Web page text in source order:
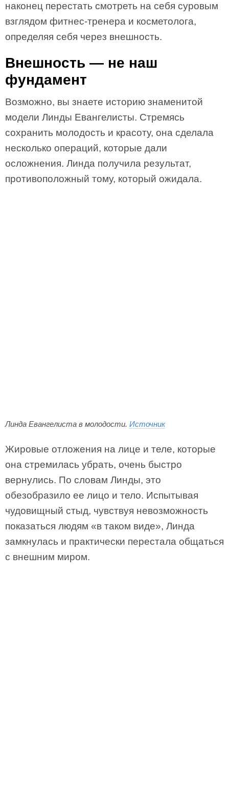
наконец перестать смотреть на себя суровым
взглядом фитнес-тренера и косметолога,
определяя себя через внешность.
Внешность — не наш
фундамент
Возможно, вы знаете историю знаменитой
модели Линды Евангелисты. Стремясь
сохранить молодость и красоту, она сделала
несколько операций, которые дали
осложнения. Линда получила результат,
противоположный тому, который ожидала.
Линда Евангелиста в молодости. Источник
Жировые отложения на лице и теле, которые
она стремилась убрать, очень быстро
вернулись. По словам Линды, это
обезобразило ее лицо и тело. Испытывая
чудовищный стыд, чувствуя невозможность
показаться людям «в таком виде», Линда
замкнулась и практически перестала общаться
с внешним миром.